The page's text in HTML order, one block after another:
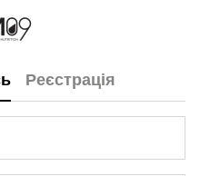
Реєстрація